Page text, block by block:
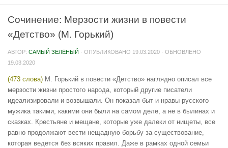
Сочинение: Мерзости жизни в повести
«Детство» (М. Горький)
АВТОР: САМЫЙ ЗЕЛЁНЫЙ · ОПУБЛИКОВАНО 19.03.2020 · ОБНОВЛЕНО
19.03.2020
(473 слова) М. Горький в повести «Детство» наглядно описал все
мерзости жизни простого народа, который другие писатели
идеализировали и возвышали. Он показал быт и нравы русского
мужика такими, какими они были на самом деле, а не в былинах и
сказках. Крестьяне и мещане, которые уже далеки от нищеты, все
равно продолжают вести нещадную борьбу за существование,
которая ведется без всяких правил. Даже в рамках одной семьи